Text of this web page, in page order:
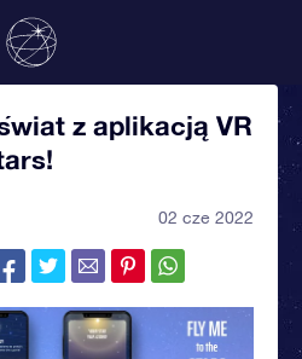
z aplikacją VR
02 cze 2022